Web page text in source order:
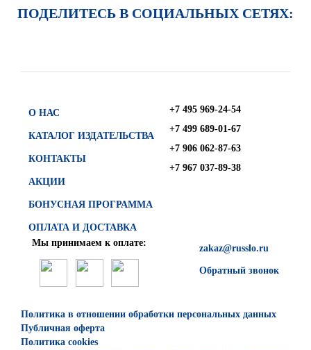
ПОДЕЛИТЕСЬ В СОЦИАЛЬНЫХ СЕТЯХ:
О НАС
КАТАЛОГ ИЗДАТЕЛЬСТВА
КОНТАКТЫ
АКЦИИ
БОНУСНАЯ ПРОГРАММА
ОПЛАТА И ДОСТАВКА
+7 495 969-24-54
+7 499 689-01-67
+7 906 062-87-63
+7 967 037-89-38
zakaz@russlo.ru
Обратный звонок
Мы принимаем к оплате:
Политика в отношении обработки персональных данных
Публичная оферта
Политика cookies